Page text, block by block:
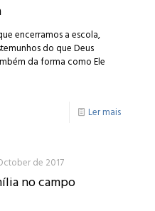
encerramos a escola,
do que Deus
da forma como Ele
Ler mais
de 2017
no campo